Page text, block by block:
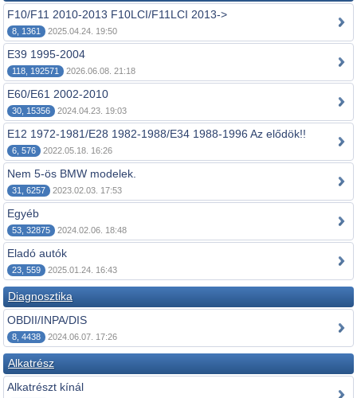
F10/F11 2010-2013 F10LCI/F11LCI 2013->
8, 1361 2025.04.24. 19:50
E39 1995-2004
118, 192571 2026.06.08. 21:18
E60/E61 2002-2010
30, 15356 2024.04.23. 19:03
E12 1972-1981/E28 1982-1988/E34 1988-1996 Az elődök!!
6, 576 2022.05.18. 16:26
Nem 5-ös BMW modelek.
31, 6257 2023.02.03. 17:53
Egyéb
53, 32875 2024.02.06. 18:48
Eladó autók
23, 559 2025.01.24. 16:43
Diagnosztika
OBDII/INPA/DIS
8, 4438 2024.06.07. 17:26
Alkatrész
Alkatrészt kínál